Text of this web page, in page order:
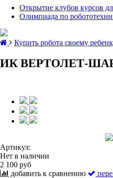
Открытие клубов курсов
Олимпиада по
Купить робота своему
ИК ВЕРТОЛЕТ-ШАР
Артикул:
Нет в наличии
2 100 руб
добавить к сравнению